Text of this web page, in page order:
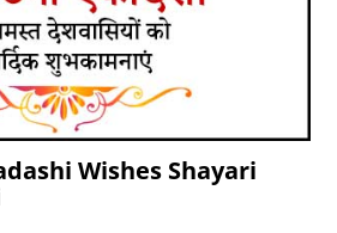
Wishes Shayari